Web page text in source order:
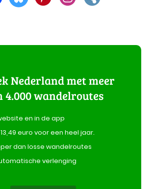
Nederland met meer
4.000 wandelroutes
en in de app
euro voor een heel jaar.
dan losse wandelroutes
verlenging